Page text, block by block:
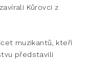
Kůrovci z
muzikantů, kteří
představili